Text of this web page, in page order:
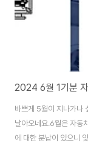
바쁘게 5월이 지나가나
날아오네요.6월은 자동
에 대한 분납이 있으니